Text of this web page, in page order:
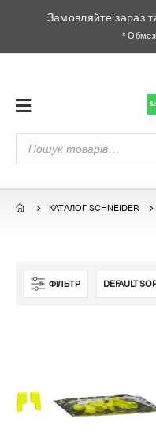
Замовляйте зараз
*
Пошук
товарів
КАТАЛОГ SCHNEIDER
ФІЛЬТР